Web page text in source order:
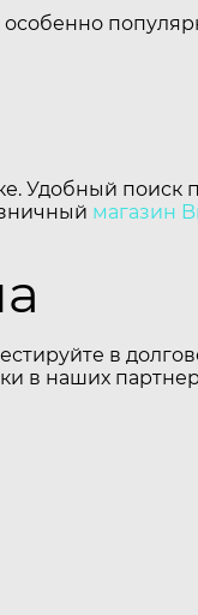
Удобный поиск
магазин
в
в наших